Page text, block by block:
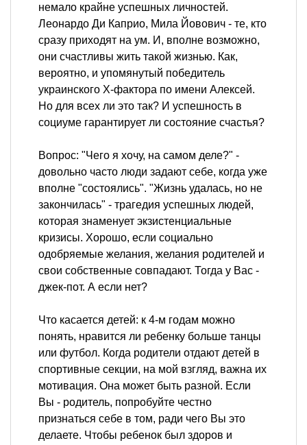
немало крайне успешных личностей.
Леонардо Ди Каприо, Мила Йовович - те, кто
сразу приходят на ум. И, вполне возможно,
они счастливы жить такой жизнью. Как,
вероятно, и упомянутый победитель
украинского Х-фактора по имени Алексей.
Но для всех ли это так? И успешность в
социуме гарантирует ли состояние счастья?
Вопрос: "Чего я хочу, на самом деле?" -
довольно часто люди задают себе, когда уже
вполне "состоялись". "Жизнь удалась, но не
закончилась" - трагедия успешных людей,
которая знаменует экзистенциальные
кризисы. Хорошо, если социально
одобряемые желания, желания родителей и
свои собственные совпадают. Тогда у Вас -
джек-пот. А если нет?
Что касается детей: к 4-м годам можно
понять, нравится ли ребенку больше танцы
или футбол. Когда родители отдают детей в
спортивные секции, на мой взгляд, важна их
мотивация. Она может быть разной. Если
Вы - родитель, попробуйте честно
признаться себе в том, ради чего Вы это
делаете. Чтобы ребенок был здоров и